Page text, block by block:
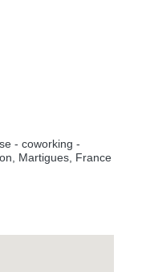
- coworking -
Martigues, France